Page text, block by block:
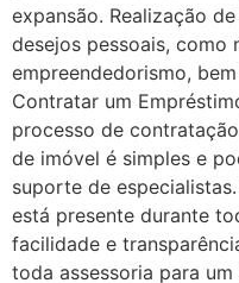
expansão. Realização
desejos pessoais, como
empreendedorismo,
Contratar um
processo de
de imóvel é simples e
suporte de
está presente durante
facilidade e
toda assessoria para